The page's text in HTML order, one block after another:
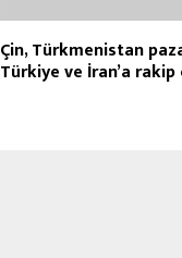
Çin, Türkmenistan
Türkiye ve İran’a rakip